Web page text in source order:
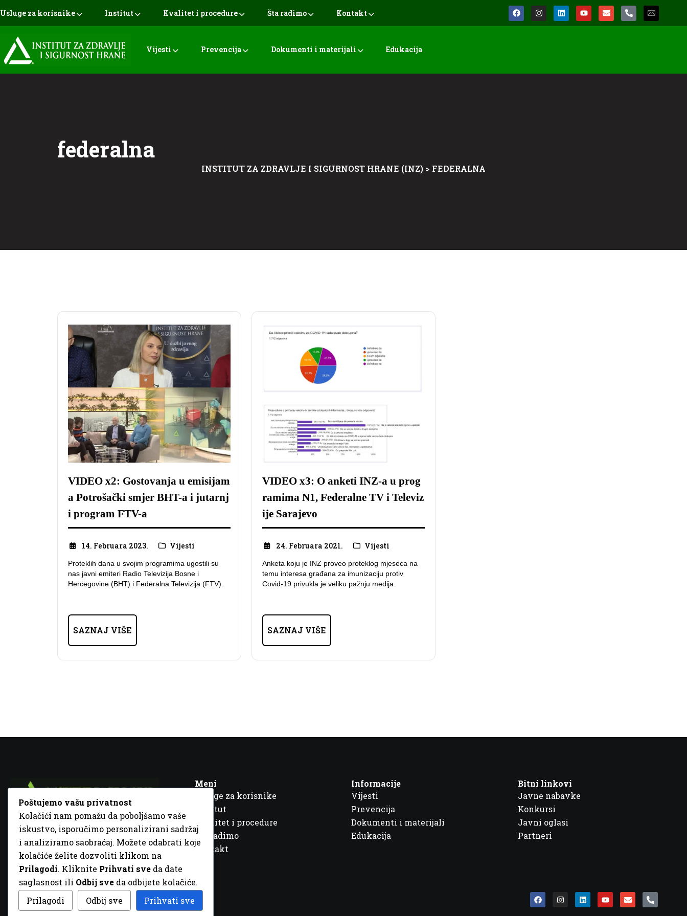
Usluge za korisnike Institut Kvalitet i procedure Šta radimo Kontakt
Vijesti Prevencija Dokumenti i materijali Edukacija
federalna
INSTITUT ZA ZDRAVLJE I SIGURNOST HRANE (INZ) > FEDERALNA
VIDEO x2: Gostovanja u emisijam
a Potrošački smjer BHT-a i jutarnj
i program FTV-a
14. Februara 2023. Vijesti
Proteklih dana u svojim programima ugostili su
nas javni emiteri Radio Televizija Bosne i
Hercegovine (BHT) i Federalna Televizija (FTV).
SAZNAJ VIŠE
VIDEO x3: O anketi INZ-a u prog
ramima N1, Federalne TV i Televiz
ije Sarajevo
24. Februara 2021. Vijesti
Anketa koju je INZ proveo proteklog mjeseca na
temu interesa građana za imunizaciju protiv
Covid-19 privukla je veliku pažnju medija.
SAZNAJ VIŠE
Fra Ivana Jukića br. 2, 72000 Zenica, BiH
+387 32 448 001
info@inz.ba
http://www.inz.ba
Meni
Usluge za korisnike
Institut
Kvalitet i procedure
Šta radimo
Kontakt
Informacije
Vijesti
Prevencija
Dokumenti i materijali
Edukacija
Bitni linkovi
Javne nabavke
Konkursi
Javni oglasi
Partneri
© 2026 Sva prava zadržana. DizajnGordonDM
Poštujemo vašu privatnost
Kolačići nam pomažu da poboljšamo vaše
iskustvo, isporučimo personalizirani sadržaj
i analiziramo saobraćaj. Možete odabrati koje
kolačiće želite dozvoliti klikom na
Prilagodi. Kliknite Prihvati sve da date
saglasnost ili Odbij sve da odbijete kolačiće.
Prilagodi
Odbij sve Prihvati sve